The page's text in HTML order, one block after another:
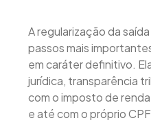
A regularização da
passos mais
em caráter definitivo.
jurídica, transparência
com o imposto de
e até com o próprio